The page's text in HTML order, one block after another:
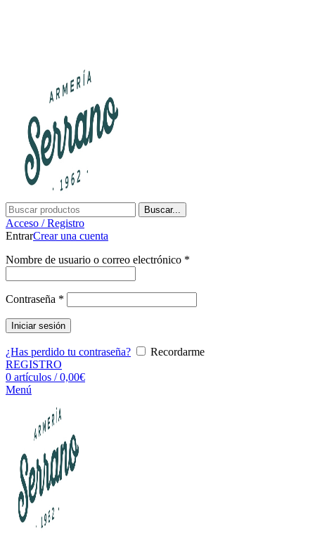
Buscar...
Acceso / Registro
EntrarCrear una cuenta
Nombre de usuario o correo electrónico *
Contraseña *
Iniciar sesión
¿Has perdido tu contraseña?
Recordarme
REGISTRO
0 artículos / 0,00€
Menú